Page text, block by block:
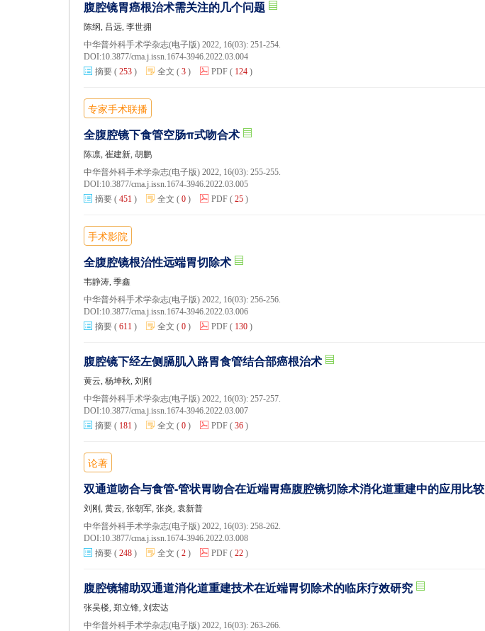
腹腔镜胃癌根治术需关注的几个问题
陈纲, 吕远, 李世拥
中华普外科手术学杂志(电子版) 2022, 16(03): 251-254.
DOI:10.3877/cma.j.issn.1674-3946.2022.03.004
摘要 ( 253 ) 全文 ( 3 ) PDF ( 124 )
专家手术联播
全腹腔镜下食管空肠π式吻合术
陈凛, 崔建新, 胡鹏
中华普外科手术学杂志(电子版) 2022, 16(03): 255-255.
DOI:10.3877/cma.j.issn.1674-3946.2022.03.005
摘要 ( 451 ) 全文 ( 0 ) PDF ( 25 )
手术影院
全腹腔镜根治性远端胃切除术
韦静涛, 季鑫
中华普外科手术学杂志(电子版) 2022, 16(03): 256-256.
DOI:10.3877/cma.j.issn.1674-3946.2022.03.006
摘要 ( 611 ) 全文 ( 0 ) PDF ( 130 )
腹腔镜下经左侧膈肌入路胃食管结合部癌根治术
黄云, 杨坤秋, 刘刚
中华普外科手术学杂志(电子版) 2022, 16(03): 257-257.
DOI:10.3877/cma.j.issn.1674-3946.2022.03.007
摘要 ( 181 ) 全文 ( 0 ) PDF ( 36 )
论著
双通道吻合与食管-管状胃吻合在近端胃癌腹腔镜切除术消化道重建中的应用比较
刘刚, 黄云, 张朝军, 张炎, 袁新普
中华普外科手术学杂志(电子版) 2022, 16(03): 258-262.
DOI:10.3877/cma.j.issn.1674-3946.2022.03.008
摘要 ( 248 ) 全文 ( 2 ) PDF ( 22 )
腹腔镜辅助双通道消化道重建技术在近端胃切除术的临床疗效研究
张吴楼, 郑立锋, 刘宏达
中华普外科手术学杂志(电子版) 2022, 16(03): 263-266.